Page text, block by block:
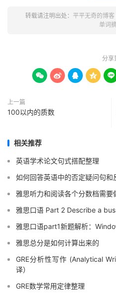
转载请注明出处： 平平无奇的博
单词
分享
    
上一篇
100以内的质数
相关推荐
英语学术论文句式搭配整理
如何回答英语中的否定疑问句和
雅思听力和阅读各个分数档需要
雅思口语 Part 2 Describe a
雅思口语part1新题解析：
雅思总分是如何计算出来的
GRE分析性写作 (Analytical
译）
GRE数学常用定律整理